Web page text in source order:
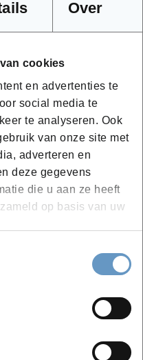
Over
cookies
en advertenties te
social media te
te analyseren. Ook
van onze site met
adverteren en
deze gegevens
die u aan ze heeft
op basis van uw
van deze